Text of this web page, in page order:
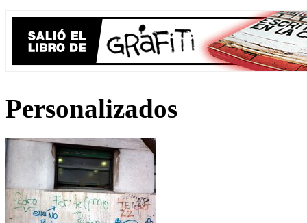
Personalizados